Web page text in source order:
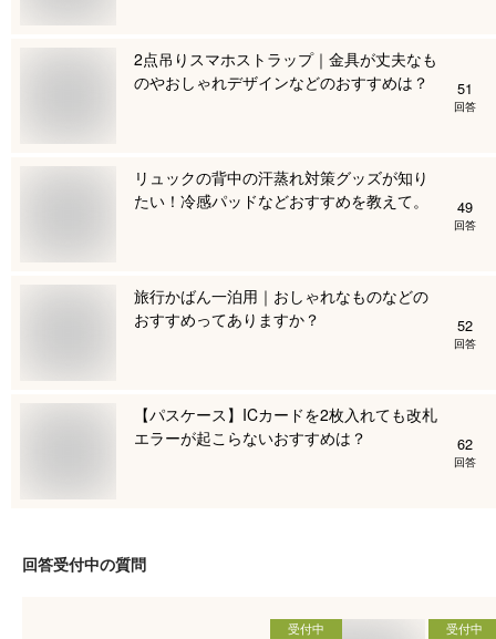
2点吊りスマホストラップ｜金具が丈夫なも
のやおしゃれデザインなどのおすすめは？
51
回答
リュックの背中の汗蒸れ対策グッズが知り
たい！冷感パッドなどおすすめを教えて。
49
回答
旅行かばん一泊用｜おしゃれなものなどの
おすすめってありますか？
52
回答
【パスケース】ICカードを2枚入れても改札
エラーが起こらないおすすめは？
62
回答
回答受付中の質問
受付中 受付中